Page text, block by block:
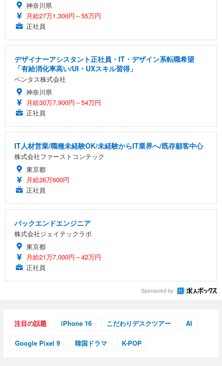
神奈川県
月給27万1,300円～55万円
正社員
デザイナーアシスタント正社員・IT・デザイン系転職希望
「有給消化率高い/UI・UXスキル習得」
ベンタス株式会社
神奈川県
月給30万7,900円～54万円
正社員
IT人材営業/職種未経験OK/未経験からIT業界へ/既存顧客中心
株式会社ファーストコンテック
東京都
月給26万600円
正社員
バックエンドエンジニア
株式会社ジェイテックラボ
東京都
月給21万7,000円～42万円
正社員
Sponsored by
注目の話題 iPhone 16 こだわりデスクツアー AI
Google Pixel 9 韓国ドラマ K-POP